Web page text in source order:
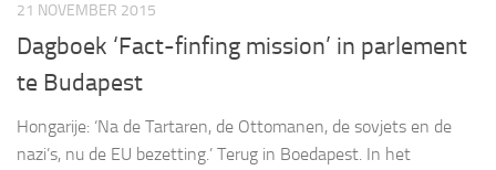
21 NOVEMBER 2015
Dagboek ‘Fact-finfing mission’ in parlement
te Budapest
Hongarije: ‘Na de Tartaren, de Ottomanen, de sovjets en de
nazi’s, nu de EU bezetting.’ Terug in Boedapest. In het